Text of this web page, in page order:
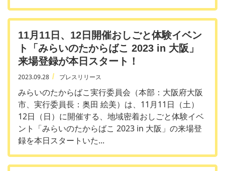
11月11日、12日開催おしごと体験イベン
ト「みらいのたからばこ 2023 in 大阪」
来場登録が本日スタート！
2023.09.28 プレスリリース
みらいのたからばこ実行委員会（本部：大阪府大阪
市、実行委員長：奥田 絵美）は、11月11日（土）
12日（日）に開催する、地域密着おしごと体験イベ
ント「みらいのたからばこ 2023 in 大阪」の来場登
録を本日スタートいた...